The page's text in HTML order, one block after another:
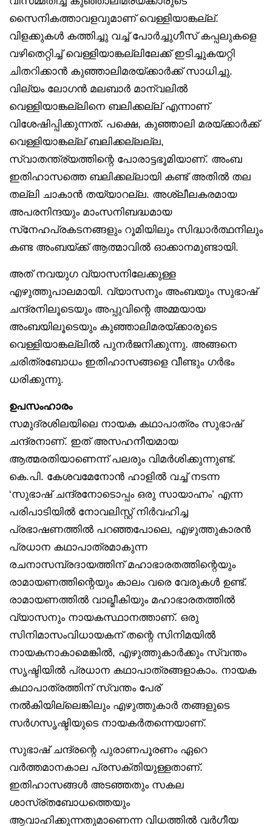
സൈനികത്താവളവുമാണ് വെള്ളിയാങ്കല്ല്.
വിളക്കുകൾ കത്തിച്ചു വച്ച് പോർച്ചുഗീസ് കപ്പലുകളെ
വഴിതെറ്റിച്ച് വെള്ളിയാങ്കല്ലിലേക്ക് ഇടിച്ചുകയറ്റി
ചിതറിക്കാൻ കുഞ്ഞാലിമരയ്ക്കാർക്ക് സാധിച്ചു.
വില്യം ലോഗൻ മലബാർ മാന്വലിൽ
വെള്ളിയാങ്കല്ലിനെ ബലിക്കല്ല് എന്നാണ്
വിശേഷിപ്പിക്കുന്നത്. പക്ഷെ, കുഞ്ഞാലി മരയ്ക്കാർക്ക്
വെള്ളിയാങ്കല്ല് ബലിക്കല്ലല്ല,
സ്വാതന്ത്ര്യത്തിന്റെ പോരാട്ടഭൂമിയാണ്. അംബ
ഇതിഹാസത്തെ ബലിക്കല്ലായി കണ്ട് അതിൽ തല
തല്ലി ചാകാൻ തയ്യാറല്ല. അശ്ലീലകരമായ
അപരനിന്ദയും മാംസനിബദ്ധമായ
സ്‌നേഹപ്രകടനങ്ങളും റൂമിയിലും സിദ്ധാർത്ഥനിലും
കണ്ട അംബയ്ക്ക് ആത്മാവിൽ ഓക്കാനമുണ്ടായി.
അത് നവയുഗ വ്യാസനിലേക്കുള്ള
എഴുത്തുപാലമായി. വ്യാസനും അംബയും സുഭാഷ്
ചന്ദ്രനിലൂടെയും അപ്പുവിന്റെ അമ്മയായ
അംബയിലൂടെയും കുഞ്ഞാലിമരയ്ക്കാരുടെ
വെള്ളിയാങ്കല്ലിൽ പുനർജനിക്കുന്നു. അങ്ങനെ
ചരിത്രബോധം ഇതിഹാസങ്ങളെ വീണ്ടും ഗർഭം
ധരിക്കുന്നു.
ഉപസംഹാരം
സമുദ്രശിലയിലെ നായക കഥാപാത്രം സുഭാഷ്
ചന്ദ്രനാണ്. ഇത് അസഹനീയമായ
ആത്മരതിയാണെന്ന് പലരും വിമർശിക്കുന്നുണ്ട്.
കെ.പി. കേശവമേനോൻ ഹാളിൽ വച്ച് നടന്ന
‘സുഭാഷ് ചന്ദ്രനോടൊപ്പം ഒരു സായാഹ്നം’ എന്ന
പരിപാടിയിൽ നോവലിസ്റ്റ് നിർവഹിച്ച
പ്രഭാഷണത്തിൽ പറഞ്ഞപോലെ, എഴുത്തുകാരൻ
പ്രധാന കഥാപാത്രമാകുന്ന
രചനാസമ്പ്രദായത്തിന് മഹാഭാരതത്തിന്റെയും
രാമായണത്തിന്റെയും കാലം വരെ വേരുകൾ ഉണ്ട്.
രാമായണത്തിൽ വാല്മീകിയും മഹാഭാരതത്തിൽ
വ്യാസനും നായകസ്ഥാനത്താണ്. ഒരു
സിനിമാസംവിധായകന് തന്റെ സിനിമയിൽ
നായകനാകാമെങ്കിൽ, എഴുത്തുകാർക്കും സ്വന്തം
സൃഷ്ടിയിൽ പ്രധാന കഥാപാത്രങ്ങളാകാം. നായക
കഥാപാത്രത്തിന് സ്വന്തം പേര്
നൽകിയില്ലെങ്കിലും എഴുത്തുകാർ തങ്ങളുടെ
സർഗസൃഷ്ടിയുടെ നായകർതന്നെയാണ്.
സുഭാഷ് ചന്ദ്രന്റെ പുരാണപൂരണം ഏറെ
വർത്തമാനകാല പ്രസക്തിയുള്ളതാണ്.
ഇതിഹാസങ്ങൾ അടഞ്ഞതും സകല
ശാസ്ര്തബോധത്തെയും
ആവാഹിക്കുന്നതുമാണെന്ന വിധത്തിൽ വർഗീയ